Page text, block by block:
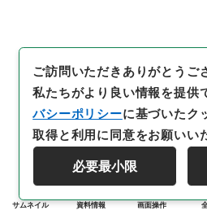
サムネイル 資料情報 画面操作
ご訪問いただきありがとうご
私たちがより良い情報を提供
バシーポリシーに基づいたク
取得と利用に同意をお願いい
必要最小限